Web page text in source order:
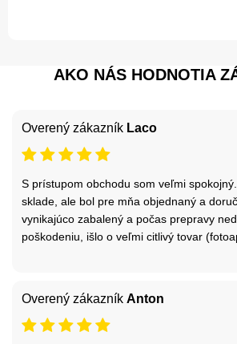
AKO NÁS HODNOTIA
Overený zákazník Laco
S prístupom obchodu som veľmi
sklade, ale bol pre mňa objednaný a
vynikajúco zabalený a počas prepravy
poškodeniu, išlo o veľmi citlivý tovar
Overený zákazník Anton